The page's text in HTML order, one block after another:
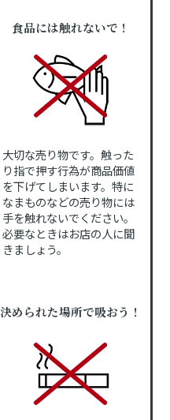
食品には触れないで！
大切な売り物です。触った
り指で押す行為が商品価値
を下げてしまいます。特に
なまものなどの売り物には
手を触れないでください。
必要なときはお店の人に聞
きましょう。
決められた場所で吸おう！